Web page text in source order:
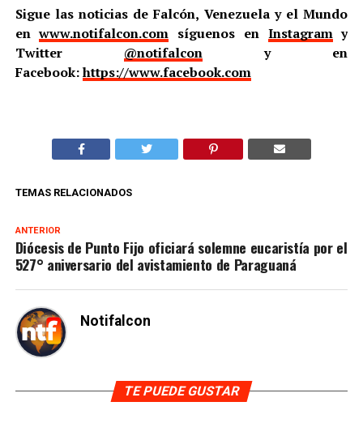
Sigue las noticias de Falcón, Venezuela y el Mundo
enwww.notifalcon.com síguenos en Instagramy
Twitter @notifalcony en
Facebook:https://www.facebook.com
TEMAS RELACIONADOS
ANTERIOR
Diócesis de Punto Fijo oficiará solemne eucaristía por el
527° aniversario del avistamiento de Paraguaná
Notifalcon
TE PUEDE GUSTAR